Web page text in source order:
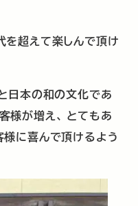
を超えて楽しんで頂け
日本の和の文化であ
様が増え、 とてもあ
様に喜んで頂けるよう